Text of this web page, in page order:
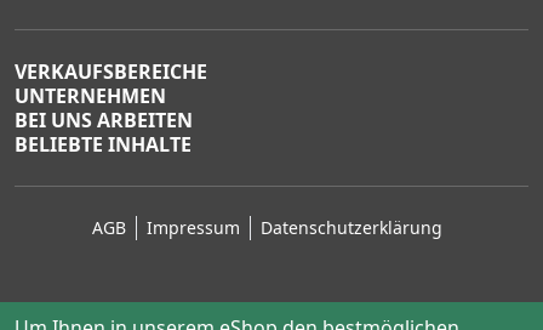
VERKAUFSBEREICHE
UNTERNEHMEN
BEI UNS ARBEITEN
BELIEBTE INHALTE
AGB Impressum Datenschutzerklärung